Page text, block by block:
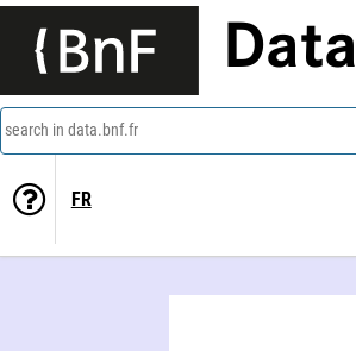
Data
search in data.bnf.fr
FR